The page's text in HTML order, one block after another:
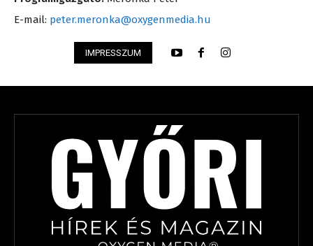
E-mail: peter.meronka@oxygenmedia.hu
IMPRESSZUM